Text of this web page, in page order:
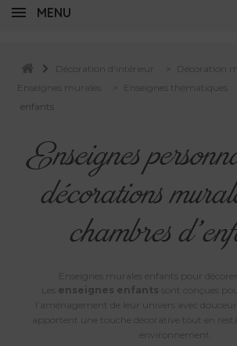
MENU
Décoration d'intérieur Décoration
Enseignes murales
Enseignes thématiques
enfants
Enseignes
décorations
chambres
Enseignes murales enfants pour décorer
Les enseignes enfants sont conçues
l’aménagement de leur univers avec douceur
apportent une touche décorative tout en
environnement.